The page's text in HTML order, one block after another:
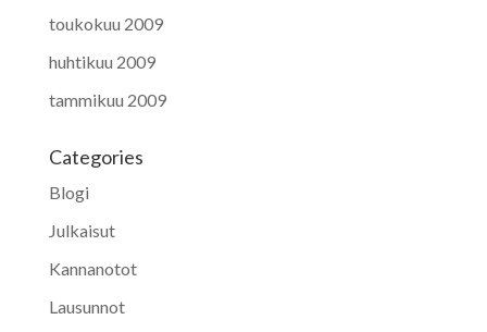
toukokuu 2009
huhtikuu 2009
tammikuu 2009
Categories
Blogi
Julkaisut
Kannanotot
Lausunnot